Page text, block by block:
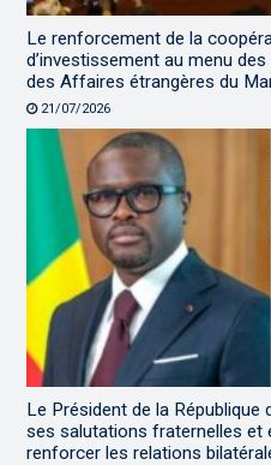
Le renforcement de la
d’investissement au menu
des Affaires étrangères du
21/07/2026
Le Président de la République
ses salutations fraternelles et
renforcer les relations